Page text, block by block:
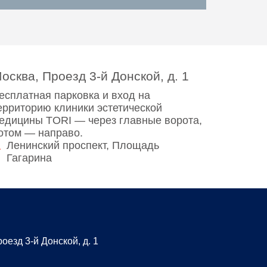
Проезд 3-й Донской, д. 1
парковка и вход на
клиники эстетической
TORI — через главные ворота,
— направо.
Ленинский проспект, Площадь
Гагарина
3-й Донской, д. 1